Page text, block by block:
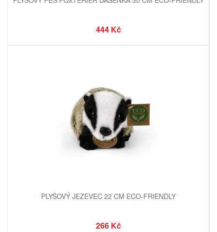
444 Kč
PLYŠOVÝ JEZEVEC 22 CM ECO-FRIENDLY
266 Kč